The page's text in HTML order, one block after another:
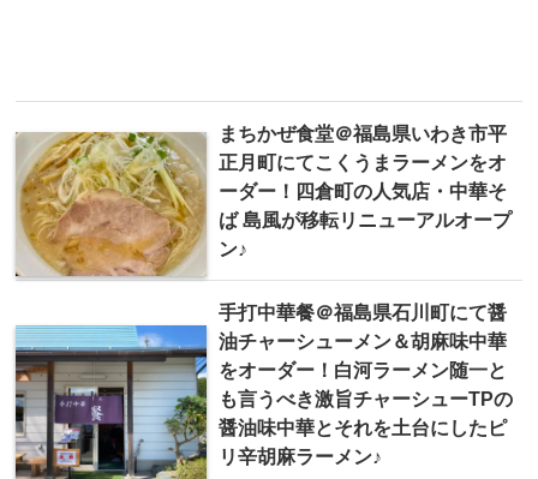
まちかぜ食堂＠福島県いわき市平
正月町にてこくうまラーメンをオ
ーダー！四倉町の人気店・中華そ
ば 島風が移転リニューアルオープ
ン♪
手打中華餐＠福島県石川町にて醤
油チャーシューメン＆胡麻味中華
をオーダー！白河ラーメン随一と
も言うべき激旨チャーシューTPの
醤油味中華とそれを土台にしたピ
リ辛胡麻ラーメン♪